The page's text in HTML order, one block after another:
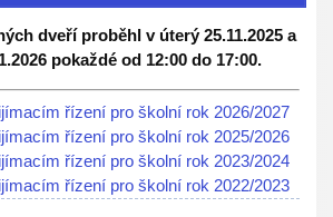
dveří proběhl v úterý 25.11.2025 a
pokaždé od 12:00 do 17:00.
řízení pro školní rok 2026/2027
řízení pro školní rok 2025/2026
řízení pro školní rok 2023/2024
řízení pro školní rok 2022/2023